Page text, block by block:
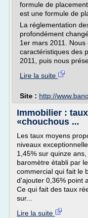
formule de
est une formule de
La réglementation
profondément
1er mars 2011.
caractéristiques des
2011, puis nous
Lire la suite
Site : http://
Immobilier :
«chouchous ...
Les taux moyens
niveaux
1,45% sur quinze
baromètre établi par
commercial qui fait le
d'ajouter 0,36% point
Ce qui fait des taux
sur...
Lire la suite